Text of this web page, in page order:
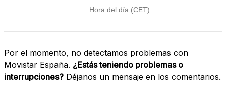
Por el momento, no detectamos problemas con
Movistar España. ¿Estás teniendo problemas o
interrupciones? Déjanos un mensaje en los comentarios.